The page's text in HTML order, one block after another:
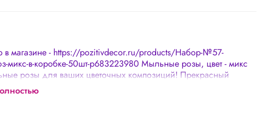
в магазине - https://pozitivdecor.ru/products/Набор-№57-
микс-в-коробке-50шт-p683223980 Мыльные розы, цвет - микс
розы для ваших цветочных композиций! Прекрасный
учителей, любимой женщины и близких людей! Размер: 5х5
50 штук